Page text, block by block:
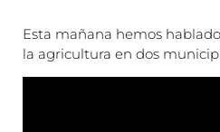
Esta mañana hemos
la agricultura en dos